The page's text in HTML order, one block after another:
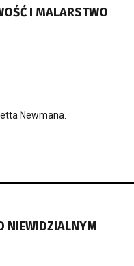
I MALARSTWO
Newmana.
NIEWIDZIALNYM